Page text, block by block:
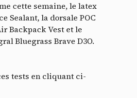
cette semaine, le latex
Sealant, la dorsale POC
Backpack Vest et le
Bluegrass Brave D3O.
tests en cliquant ci-